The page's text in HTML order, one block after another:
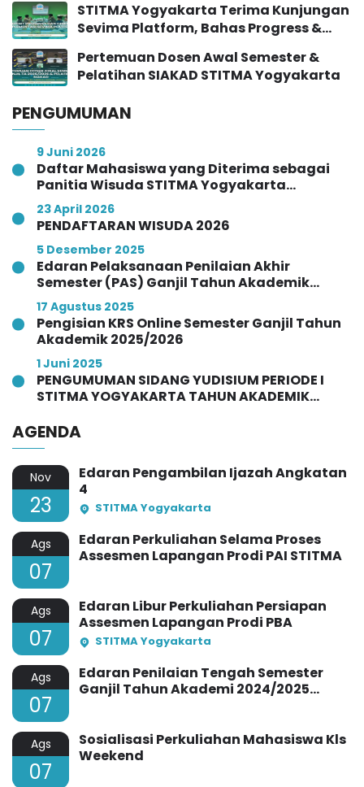
STITMA Yogyakarta Terima Kunjungan
Sevima Platform, Bahas Progress &
Pertemuan Dosen Awal Semester &
Pelatihan SIAKAD STITMA Yogyakarta
PENGUMUMAN
9 Juni 2026
Daftar Mahasiswa yang Diterima sebagai
Panitia Wisuda STITMA Yogyakarta
Angkatan Ke-VI Tahun 2026
23 April 2026
PENDAFTARAN WISUDA 2026
5 Desember 2025
Edaran Pelaksanaan Penilaian Akhir
Semester (PAS) Ganjil Tahun Akademik
2025/2026
17 Agustus 2025
Pengisian KRS Online Semester Ganjil Tahun
Akademik 2025/2026
1 Juni 2025
PENGUMUMAN SIDANG YUDISIUM PERIODE I
STITMA YOGYAKARTA TAHUN AKADEMIK
AGENDA
Nov
23
Edaran Pengambilan Ijazah Angkatan
4
STITMA Yogyakarta
Ags
07
Edaran Perkuliahan Selama Proses
Assesmen Lapangan Prodi PAI STITMA
Ags
07
Edaran Libur Perkuliahan Persiapan
Assesmen Lapangan Prodi PBA
STITMA Yogyakarta
Ags
07
Edaran Penilaian Tengah Semester
Ganjil Tahun Akademi 2024/2025
Ags
07
Sosialisasi Perkuliahan Mahasiswa Kls
Weekend